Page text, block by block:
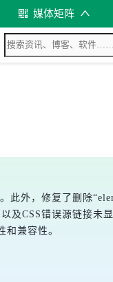
媒体矩阵
此外，修复了删除
及CSS错误源链接未
兼容性。